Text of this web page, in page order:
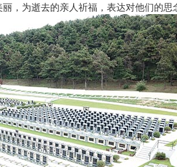
，为逝去的亲人祈福，表达对他们的思